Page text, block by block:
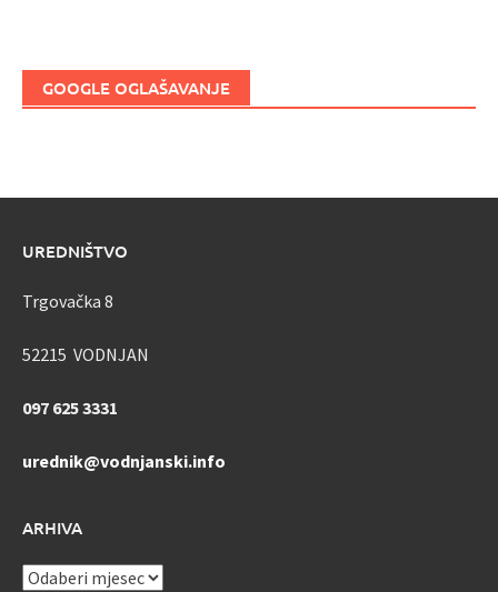
GOOGLE OGLAŠAVANJE
UREDNIŠTVO
Trgovačka 8
52215 VODNJAN
097 625 3331
urednik@vodnjanski.info
ARHIVA
ARHIVA